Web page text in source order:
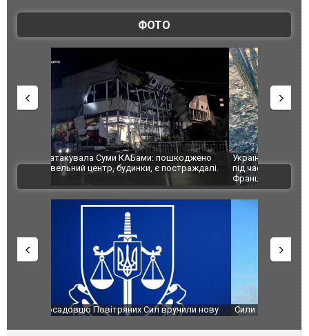
ФОТО
Українські надзвичайники врятували козуленя
під час ліквідації масштабної лісової пожежі у
Франції
СБУ за
Болгарії
ВІДЕО
Сили оборони уразили Ярославський НПЗ:
атаку. ВІДЕО
Неймар